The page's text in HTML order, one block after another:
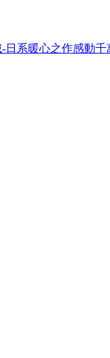
日系暖心之作感動千